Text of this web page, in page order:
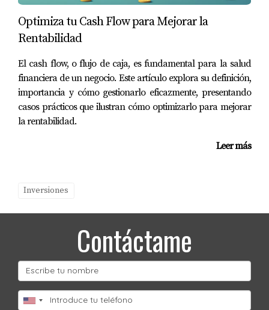
¿Cuáles son los principales riesgos al
invertir en Florida?
Los principales riesgos incluyen fluctuaciones
económicas, cambios demográficos y regulaciones
gubernamentales.
¿Es recomendable invertir en propiedades
una propiedad?
Debes considerar la ubicación, el estado del
mercado inmobiliario y tus objetivos financieros
personales.
¿Cómo puedo proteger mi inversión?
Optimiza tu Cash Flow para Mejorar la
Rentabilidad
El cash flow, o flujo de caja, es fundamental para la salud
financiera de un negocio. Este artículo explora su definición,
importancia y cómo gestionarlo eficazmente, presentando
casos prácticos que ilustran cómo optimizarlo para mejorar
la rentabilidad.
Leer más
Inversiones
Contáctame